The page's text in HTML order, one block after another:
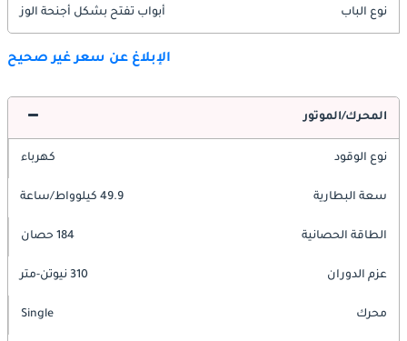
نوع الباب أبواب تفتح بشكل أجنحة الوز
الإبلاغ عن سعر غير صحيح
المحرك/الموتور
نوع الوقود كهرباء
سعة البطارية 49.9 كيلوواط/ساعة
الطاقة الحصانية 184 حصان
عزم الدوران 310 نيوتن-متر
محرك Single